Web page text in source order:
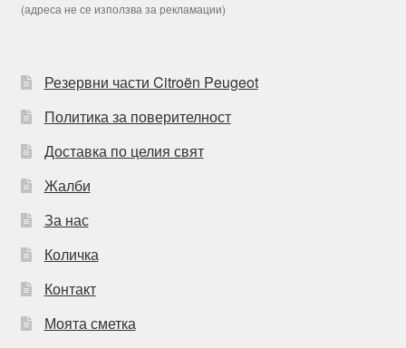
(адреса не се използва за рекламации)
Резервни части Citroën Peugeot
Политика за поверителност
Доставка по целия свят
Жалби
За нас
Количка
Контакт
Моята сметка